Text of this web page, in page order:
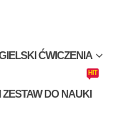
ĆWICZENIA
DO NAUKI
HIT